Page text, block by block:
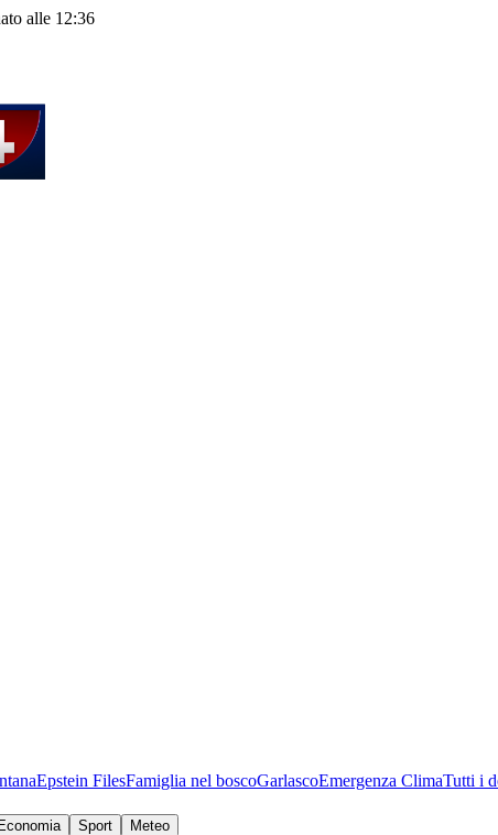
alle 12:36
Epstein FilesFamiglia nel boscoGarlascoEmergenza ClimaTutti i
Economia Sport
Meteo